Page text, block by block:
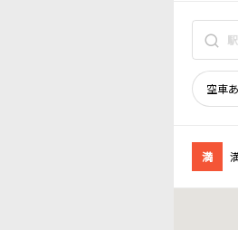
空車
満